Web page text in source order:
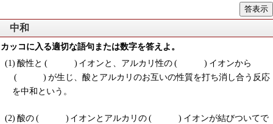
中和
カッコに入る適切な語句または数字を答えよ。
酸性と
イオンと、アルカリ性の
イオンから
が生じ、酸とアルカリのお互いの性質を打ち消し合う反応
を中和という。
酸の イオンとアルカリの
イオンが結びついてで